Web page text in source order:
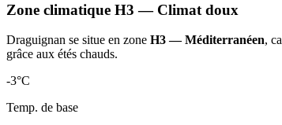
Zone climatique H3 — Climat doux
Draguignan se situe en zone H3 — Méditerranéen,
grâce aux étés chauds.
-3°C
Temp. de base